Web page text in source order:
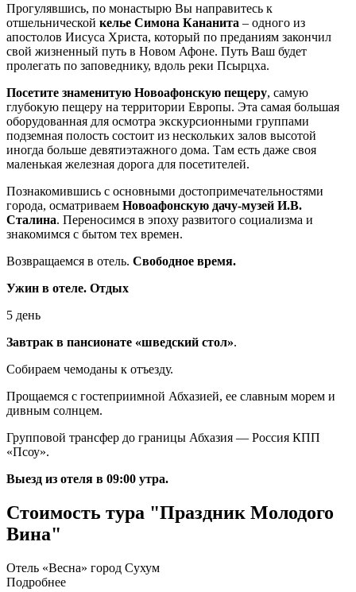
Прогулявшись, по монастырю Вы направитесь к
отшельнической келье Симона Кананита – одного из
апостолов Иисуса Христа, который по преданиям закончил
свой жизненный путь в Новом Афоне. Путь Ваш будет
пролегать по заповеднику, вдоль реки Псырцха.
Посетите знаменитую Новоафонскую пещеру, самую
глубокую пещеру на территории Европы. Эта самая большая
оборудованная для осмотра экскурсионными группами
подземная полость состоит из нескольких залов высотой
иногда больше девятиэтажного дома. Там есть даже своя
маленькая железная дорога для посетителей.
Познакомившись с основными достопримечательностями
города, осматриваем Новоафонскую дачу-музей И.В.
Сталина. Переносимся в эпоху развитого социализма и
знакомимся с бытом тех времен.
Возвращаемся в отель. Свободное время.
Ужин в отеле. Отдых
5 день
Завтрак в пансионате «шведский стол».
Собираем чемоданы к отъезду.
Прощаемся с гостеприимной Абхазией, ее славным морем и
дивным солнцем.
Групповой трансфер до границы Абхазия — Россия КПП
«Псоу».
Выезд из отеля в 09:00 утра.
Стоимость тура "Праздник Молодого
Вина"
Отель «Весна» город Сухум
Подробнее